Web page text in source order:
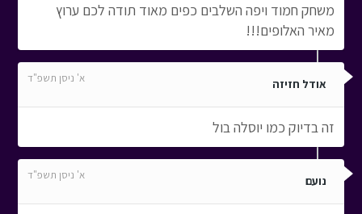
משחק חמוד ויפה השלבים כפים מאוד תודה לכם ערוץ
מאיר האלופים!!!
אודל חזיזה א' ניסן תשפ"ד
זה בדיוק כמו יוסלה בול
נועם א' ניסן תשפ"ד